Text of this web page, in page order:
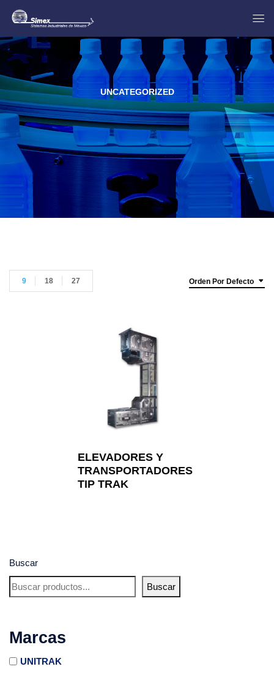
UNCATEGORIZED
Buscar
Buscar
Marcas
UNITRAK
Orden Por Defecto
9 18 27
ELEVADORES Y
TRANSPORTADORES
TIP TRAK